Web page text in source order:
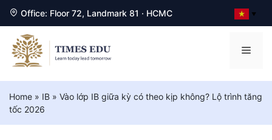
Office: Floor 72, Landmark 81 · HCMC ▼
Chuyển
đến
nội
dung
Home » IB » Vào lớp IB giữa kỳ có theo kịp không? Lộ trình tăng
tốc 2026